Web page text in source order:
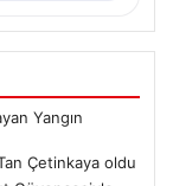
Yangın
Çetinkaya oldu